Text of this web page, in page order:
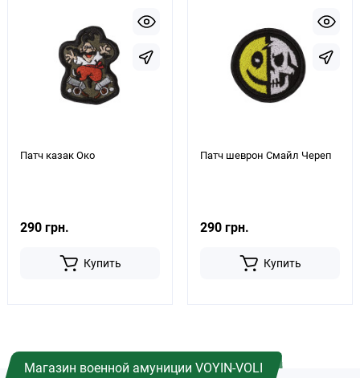
Патч казак Око
290 грн.
Купить
Патч шеврон Смайл Череп
290 грн.
Купить
Магазин военной амуниции VOYIN-VOLI